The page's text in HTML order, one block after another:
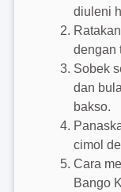
diuleni
dengan
Sobek
dan
bakso.
cimol
Cara
Bango